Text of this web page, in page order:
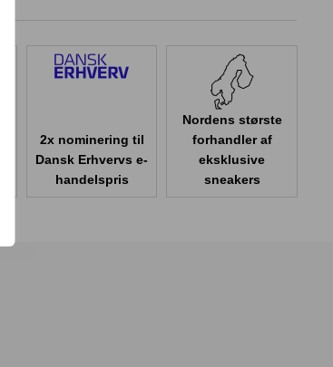
2x nominering til
Dansk Erhvervs e-
handelspris
Nordens største
forhandler af
eksklusive
sneakers